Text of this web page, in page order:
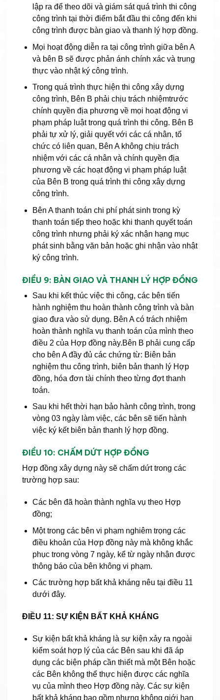
lập ra để theo dõi và giám sát quá trình thi công
công trình tại thời điểm bắt đầu thi công đến khi
công trình được bàn giao và thanh lý hợp đồng.
Mọi hoạt động diễn ra tại công trình giữa bên A
và bên B sẽ được phản ánh chính xác và trung
thực vào nhật ký công trình.
Trong quá trình thực hiện thi công xây dựng
công trình, Bên B phải chịu trách nhiệmtrước
chính quyền địa phương về mọi hoạt động vi
phạm pháp luật trong quá trình thi công. Bên B
phải tự xử lý, giải quyết với các cá nhân, tổ
chức có liên quan, Bên A không chịu trách
nhiệm với các cá nhân và chính quyền địa
phương về các hoạt động vi phạm pháp luật
của Bên B trong quá trình thi công xây dựng
công trình.
Bên A thanh toán chi phí phát sinh trong kỳ
thanh toán tiếp theo hoặc khi thanh quyết toán
công trình nhưng phải ký xác nhận hạng mục
phát sinh bằng văn bản hoặc ghi nhận vào nhật
ký công trình.
ĐIỀU 9: BÀN GIAO VÀ THANH LÝ HỢP ĐỒNG
Sau khi kết thúc việc thi công, các bên tiến
hành nghiệm thu hoàn thành công trình và bàn
giao đưa vào sử dụng. Bên A có trách nhiệm
hoàn thành nghĩa vụ thanh toán của mình theo
điều 2 của Hợp đồng này.Bên B phải cung cấp
cho bên A đầy đủ các chứng từ: Biên bản
nghiệm thu công trình, biên bản thanh lý Hợp
đồng, hóa đơn tài chính theo từng đợt thanh
toán.
Sau khi hết thời hạn bảo hành công trình, trong
vòng 03 ngày làm việc, các bên sẽ tiến hành
việc ký kết biên bản thanh lý hợp đồng.
ĐIỀU 10: CHẤM DỨT HỢP ĐỒNG
Hợp đồng xây dựng này sẽ chấm dứt trong các
trường hợp sau:
Các bên đã hoàn thành nghĩa vụ theo Hợp
đồng;
Một trong các bên vi phạm nghiêm trọng các
điều khoản của Hợp đồng này mà không khắc
phục trong vòng 7 ngày, kể từ ngày nhận được
thông báo của bên không vi phạm.
Các trường hợp bất khả kháng nêu tại điều 11
dưới đây.
ĐIỀU 11: SỰ KIỆN BẤT KHẢ KHÁNG
Sự kiện bất khả kháng là sự kiện xảy ra ngoài
kiểm soát hợp lý của các Bên sau khi đã áp
dụng các biện pháp cần thiết mà một Bên hoặc
các Bên không thể thực hiện được các nghĩa
vụ của mình theo Hợp đồng này. Các sự kiện
bất khả kháng bao gồm nhưng không giới hạn